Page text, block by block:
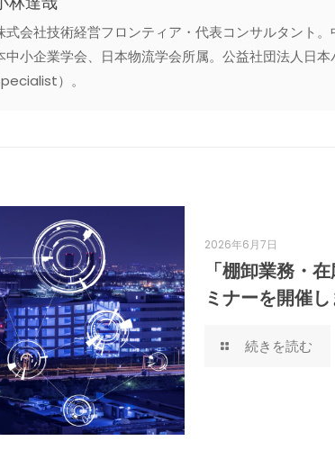
式会社技術経営フロンティア・代表コンサルタント
中小企業学会、日本物流学会所属。公益社団法人日
）。
2026年6月7日
「棚卸業務・
ミナーを開催
続きを読む